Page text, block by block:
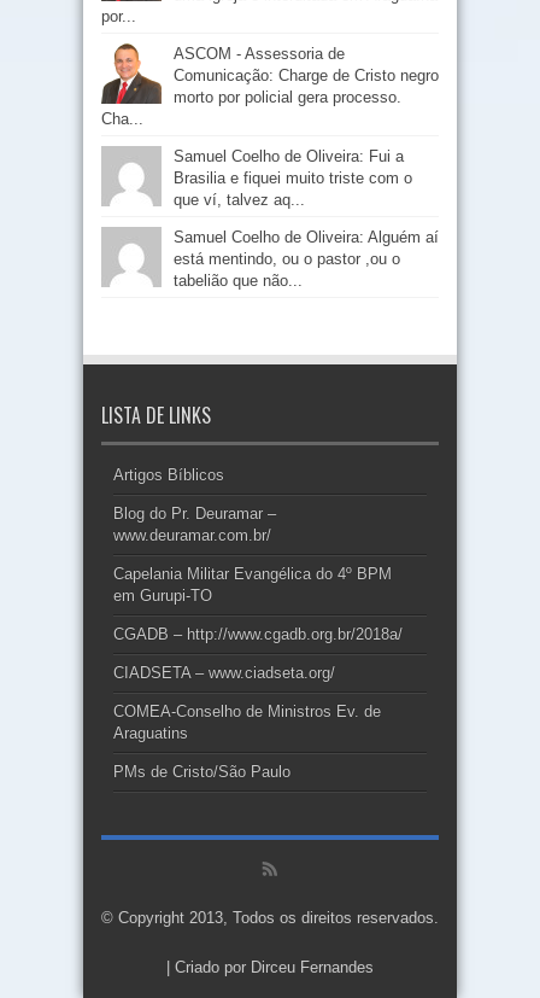
por...
ASCOM - Assessoria de
Comunicação: Charge de Cristo negro
morto por policial gera processo.
Cha...
Samuel Coelho de Oliveira: Fui a
Brasilia e fiquei muito triste com o
que ví, talvez aq...
Samuel Coelho de Oliveira: Alguém aí
está mentindo, ou o pastor ,ou o
tabelião que não...
LISTA DE LINKS
Artigos Bíblicos
Blog do Pr. Deuramar –
www.deuramar.com.br/
Capelania Militar Evangélica do 4º BPM
em Gurupi-TO
CGADB – http://www.cgadb.org.br/2018a/
CIADSETA – www.ciadseta.org/
COMEA-Conselho de Ministros Ev. de
Araguatins
PMs de Cristo/São Paulo
© Copyright 2013, Todos os direitos reservados.
| Criado por Dirceu Fernandes